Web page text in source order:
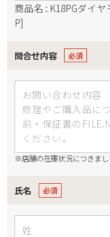
商品名 : K18PGダイヤ
P]
問合せ内容
※店舗の在庫状況につきま
氏名